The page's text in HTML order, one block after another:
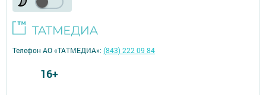
Телефон АО «ТАТМЕДИА»:(843) 222 09 84
16+